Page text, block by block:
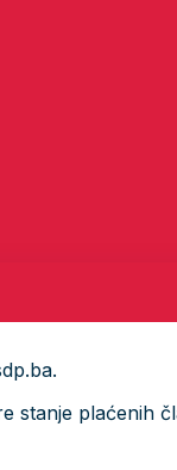
stanje plaćenih